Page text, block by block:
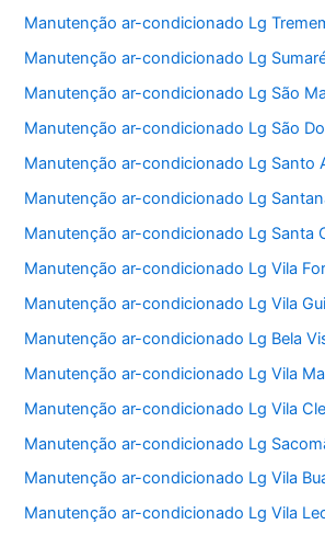
Manutenção ar-condicionado Lg
Manutenção ar-condicionado Lg
Manutenção ar-condicionado Lg São
Manutenção ar-condicionado Lg São
Manutenção ar-condicionado Lg Santo
Manutenção ar-condicionado Lg
Manutenção ar-condicionado Lg Santa
Manutenção ar-condicionado Lg Vila
Manutenção ar-condicionado Lg Vila
Manutenção ar-condicionado Lg Bela
Manutenção ar-condicionado Lg Vila
Manutenção ar-condicionado Lg Vila
Manutenção ar-condicionado Lg
Manutenção ar-condicionado Lg Vila
Manutenção ar-condicionado Lg Vila